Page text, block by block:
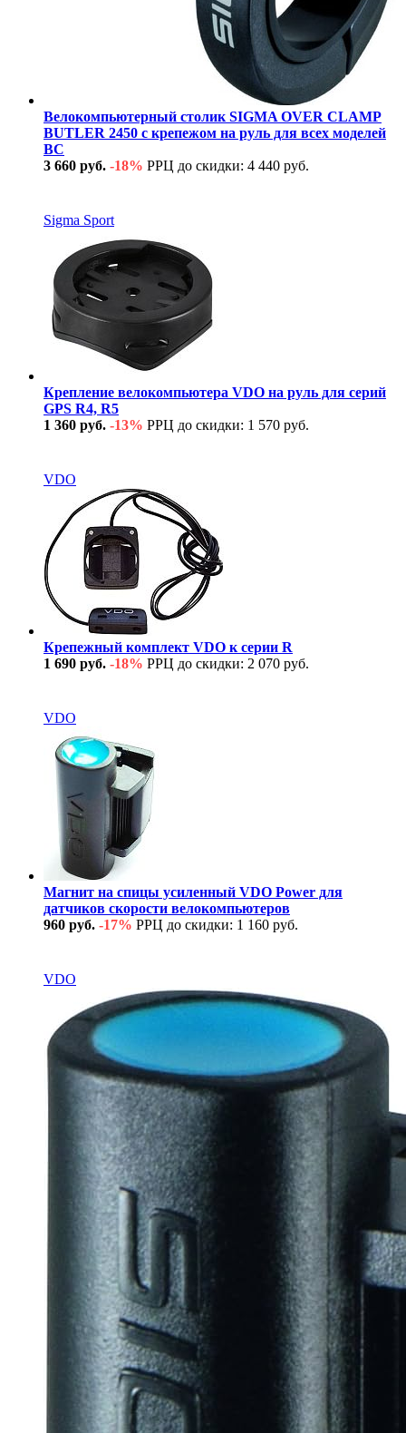
Велокомпьютерный столик SIGMA OVER CLAMP
BUTLER 2450 с крепежом на руль для всех моделей
BC
3 660 руб. -18% РРЦ до скидки: 4 440 руб.
Sigma Sport
Крепление велокомпьютера VDO на руль для серий
GPS R4, R5
1 360 руб. -13% РРЦ до скидки: 1 570 руб.
VDO
Крепежный комплект VDO к серии R
1 690 руб. -18% РРЦ до скидки: 2 070 руб.
VDO
Магнит на спицы усиленный VDO Power для
датчиков скорости велокомпьютеров
960 руб. -17% РРЦ до скидки: 1 160 руб.
VDO